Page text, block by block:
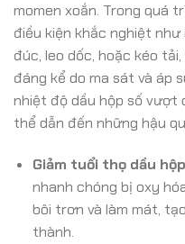
momen xoắn. Trong quá
điều kiện khắc nghiệt
đúc, leo dốc, hoặc kéo
đáng kể do ma sát và áp
nhiệt độ dầu hộp số vượt
thể dẫn đến những hậu
Giảm tuổi thọ dầu
nhanh chóng bị oxy
bôi trơn và làm mát,
thành.